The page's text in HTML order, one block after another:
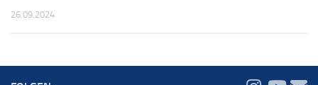
26.09.2024